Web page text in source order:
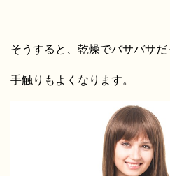
そうすると、乾燥でバサバサだ
手触りもよくなります。